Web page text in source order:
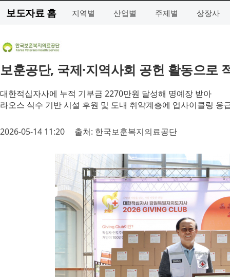
보도자료 홈 지역별 산업별 주제별 상장사
보훈공단, 국제·지역사회 공헌 활동으로
대한적십자사에 누적 기부금 2270만원 달성해 명예장 받아
라오스 식수 기반 시설 후원 및 도내 취약계층에 업사이클링 응
2026-05-14 11:20 출처: 한국보훈복지의료공단